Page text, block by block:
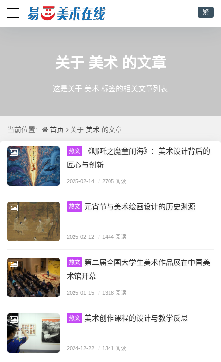
繁
关于 美术 的文章
这是关于 美术 标签的相关文章列表
当前位置： 首页 关于 美术 的文章
热文
《哪吒之魔童闹海》：美术设计背后的
匠心与创新
2025-02-14 / 2705 阅读
热文 元宵节与美术绘画设计的历史渊源
2025-02-12 / 1444 阅读
热文 第二届全国大学生美术作品展在中国美
术馆开幕
2025-01-15 / 1318 阅读
热文 美术创作课程的设计与教学反思
2024-12-22 / 1341 阅读